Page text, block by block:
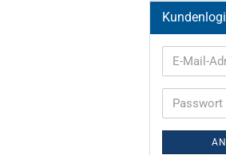
E-
Mail-
Passwort